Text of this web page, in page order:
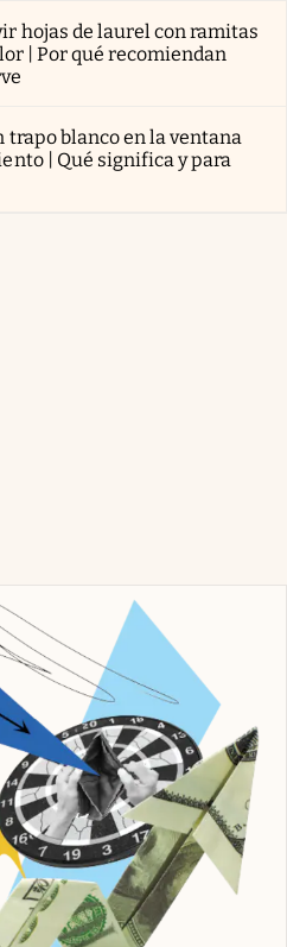
hojas de laurel con ramitas
| Por qué recomiendan
trapo blanco en la ventana
| Qué significa y para